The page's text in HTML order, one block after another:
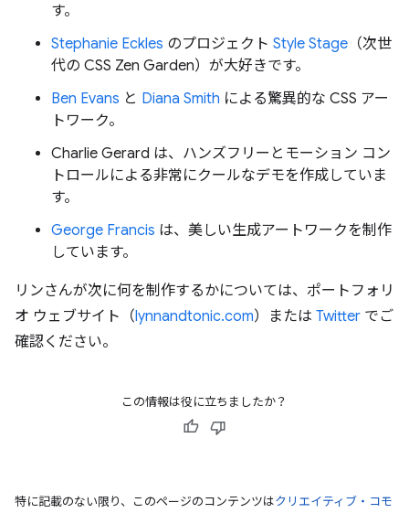
す。
Stephanie Eckles のプロジェクト Style Stage （次世
代の CSS Zen Garden）が大好きです。
Ben Evans と Diana Smith による驚異的な CSS アー
トワーク。
Charlie Gerard は、ハンズフリーとモーション コン
トロールによる非常にクールなデモを作成していま
す。
George Francis は、美しい生成アートワークを制作
しています。
リンさんが次に何を制作するかについては、ポートフォリ
オ ウェブサイト（lynnandtonic.com）または Twitter でご
確認ください。
この情報は役に立ちましたか？
特に記載のない限り、このページのコンテンツはクリエイティブ・コモ